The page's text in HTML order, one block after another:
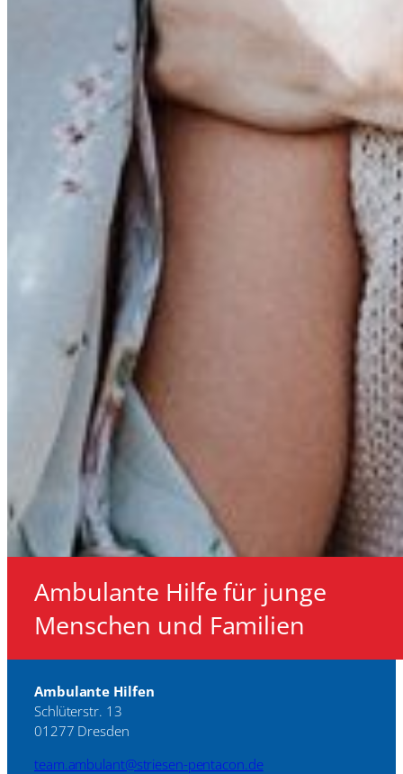
Ambulante Hilfe für junge
Menschen und Familien
Ambulante Hilfen
Schlüterstr. 13
01277 Dresden
team.ambulant@striesen-pentacon.de